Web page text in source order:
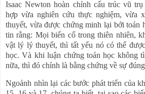
Isaac Newton hoàn chỉnh cấu trúc vũ
hợp vừa nghiên cứu thực nghiệm, vừa
thuyết, vừa được chứng minh lại bởi toán
tin rằng: Mọi biến cố trong thiên nhiên,
vật lý lý thuyết, thì tất yếu nó có thể
học. Và khi luận chứng toán học không
nữa, thì đó chính là bằng chứng về sự
Ngoảnh nhìn lại các bước phát triển của